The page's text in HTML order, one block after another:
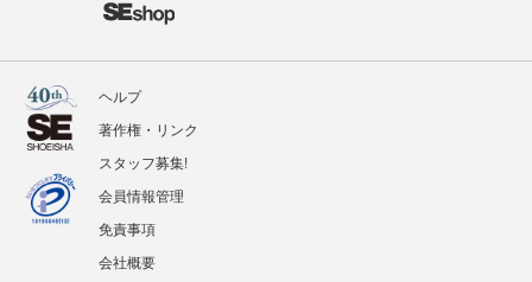
ヘルプ
著作権・リンク
スタッフ募集!
会員情報管理
免責事項
会社概要